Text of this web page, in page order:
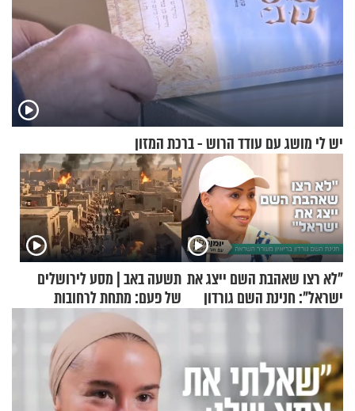
יש לי מושג עם עודד הרוש - ברכת המזון
"לא רצו שאהבת השם ייצג את
ישראל": חנינת השם גורדון
תשעה באב | מסע לירושלים
של פעם: מתחת לרחובות